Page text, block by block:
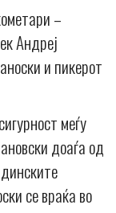
–
Андреј
и пикерот
меѓу
доаѓа од
се враќа во